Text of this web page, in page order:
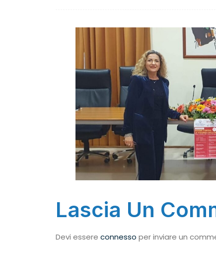
Lascia Un
Devi essere connesso per inviare un